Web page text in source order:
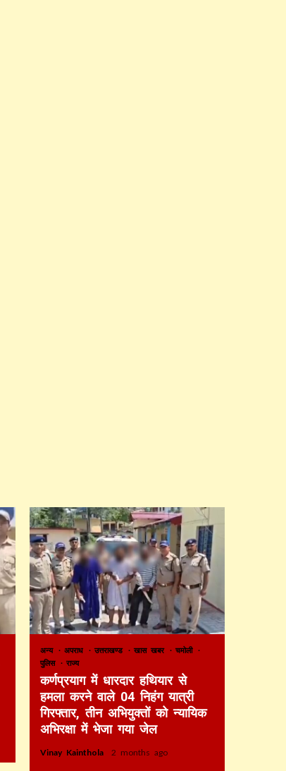
अन्य अपराध उत्तराखण्ड खास खबर
चमोली
पुलिस
राज्य
कर्णप्रयाग में धारदार हथियार से
हमला करने वाले 04 निहंग यात्री
गिरफ्तार, तीन अभियुक्तों को न्यायिक
अभिरक्षा में भेजा गया जेल
Vinay Kainthola 2 months ago